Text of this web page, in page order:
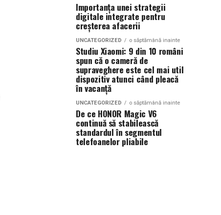
Importanța unei strategii
digitale integrate pentru
creșterea afacerii
UNCATEGORIZED o săptămână inainte
Studiu Xiaomi: 9 din 10 români
spun că o cameră de
supraveghere este cel mai util
dispozitiv atunci când pleacă
în vacanță
UNCATEGORIZED o săptămână inainte
De ce HONOR Magic V6
continuă să stabilească
standardul în segmentul
telefoanelor pliabile